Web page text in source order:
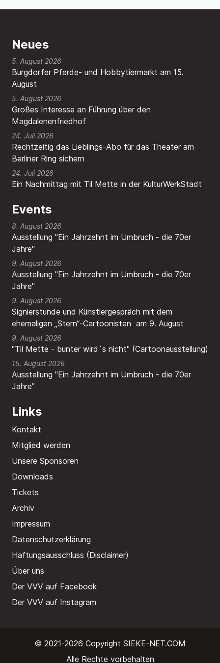
Neues
Burgdorfer Pferde- und Hobbytiermarkt am 15.
August
5. August 2026
Großes Interesse an Führung über den
Magdalenenfriedhof
5. August 2026
Rechtzeitig das Lieblings-Abo für das Theater am
Berliner Ring sichern
24. Juli 2026
Ein Nachmittag mit Til Mette in der KulturWerkStadt
24. Juli 2026
Events
8. August 2026
Ausstellung "Ein Jahrzehnt im Umbruch - die 70er
Jahre"
9. August 2026
Ausstellung "Ein Jahrzehnt im Umbruch - die 70er
Jahre"
9. August 2026
Signierstunde und Künstlergespräch mit dem
ehemaligen „Stern“-Cartoonisten am 9. August
9. August 2026
"Til Mette - bunter wird´s nicht" (Cartoonausstellung)
15. August 2026
Ausstellung "Ein Jahrzehnt im Umbruch - die 70er
Jahre"
Links
Kontakt
Mitglied werden
Unsere Sponsoren
Downloads
Tickets
Archiv
Impressum
Datenschutzerklärung
Haftungsausschluss (Disclaimer)
Über uns
Der VVV auf Facebook
Der VVV auf Instagram
© 2021-2026 Copyright SIEKE-NET.COM
Alle Rechte vorbehalten